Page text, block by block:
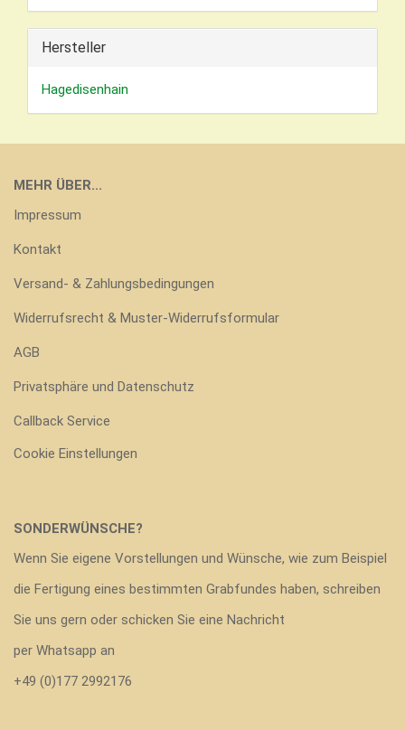
Hersteller
Hagedisenhain
MEHR ÜBER...
Impressum
Kontakt
Versand- & Zahlungsbedingungen
Widerrufsrecht & Muster-Widerrufsformular
AGB
Privatsphäre und Datenschutz
Callback Service
Cookie Einstellungen
SONDERWÜNSCHE?
Wenn Sie eigene Vorstellungen und Wünsche, wie zum Beispiel
die Fertigung eines bestimmten Grabfundes haben, schreiben
Sie uns gern oder schicken Sie eine Nachricht
per Whatsapp an
+49 (0)177 2992176